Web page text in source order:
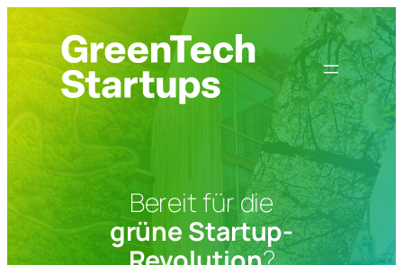
springen
Bereit für die
grüne Startup-